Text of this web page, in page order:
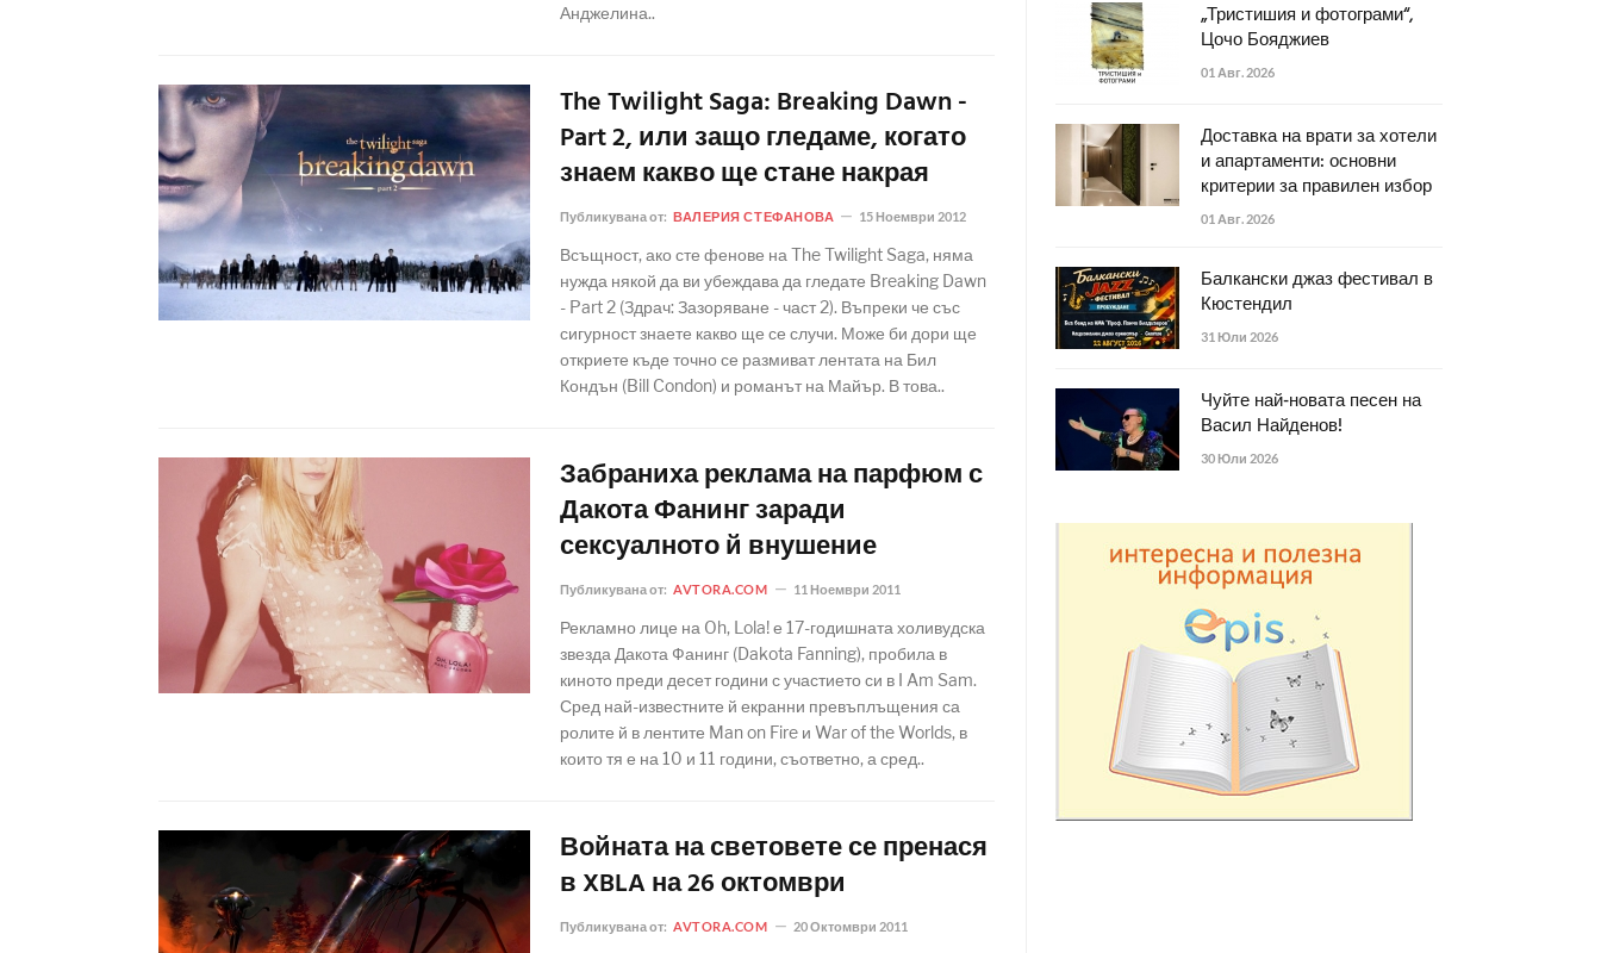
Анджелина..
The Twilight Saga: Breaking Dawn -
Part 2, или защо гледаме, когато
знаем какво ще стане накрая
Публикувана от: ВАЛЕРИЯ СТЕФАНОВА 15 Ноември 2012
Всъщност, ако сте фенове на The Twilight Saga, няма
нужда някой да ви убеждава да гледате Breaking Dawn
- Part 2 (Здрач: Зазоряване - част 2). Въпреки че със
сигурност знаете какво ще се случи. Може би дори ще
откриете къде точно се размиват лентата на Бил
Кондън (Bill Condon) и романът на Майър. В това..
Забраниха реклама на парфюм с
Дакота Фанинг заради
сексуалното й внушение
Публикувана от: AVTORA.COM 11 Ноември 2011
Рекламно лице на Oh, Lola! е 17-годишната холивудска
звезда Дакота Фанинг (Dakota Fanning), пробила в
киното преди десет години с участието си в I Am Sam.
Сред най-известните й екранни превъплъщения са
ролите й в лентите Man on Fire и War of the Worlds, в
които тя е на 10 и 11 години, съответно, а сред..
Войната на световете се пренася
в XBLA на 26 октомври
Публикувана от: AVTORA.COM 20 Октомври 2011
„Тристишия и фотограми“,
Цочо Бояджиев
01 Авг. 2026
Доставка на врати за хотели
и апартаменти: основни
критерии за правилен избор
01 Авг. 2026
Балкански джаз фестивал в
Кюстендил
31 Юли 2026
Чуйте най-новата песен на
Васил Найденов!
30 Юли 2026